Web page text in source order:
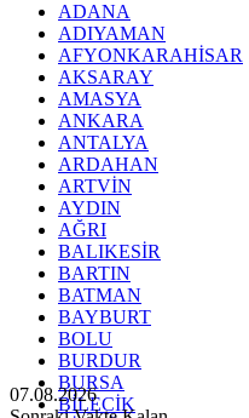
ADANA
ADIYAMAN
AFYONKARAHİSAR
AKSARAY
AMASYA
ANKARA
ANTALYA
ARDAHAN
ARTVİN
AYDIN
AĞRI
BALIKESİR
BARTIN
BATMAN
BAYBURT
BOLU
BURDUR
BURSA
BİLECİK
07.08.2026